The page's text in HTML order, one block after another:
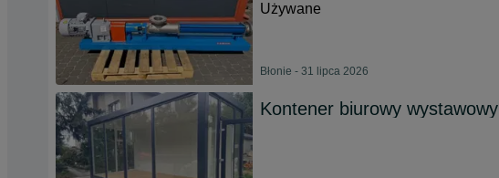
Używane
Błonie - 31 lipca 2026
Kontener biurowy wystawowy